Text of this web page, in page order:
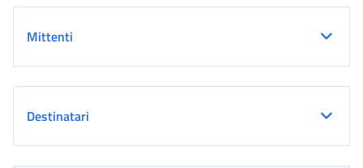
Mittenti
Destinatari